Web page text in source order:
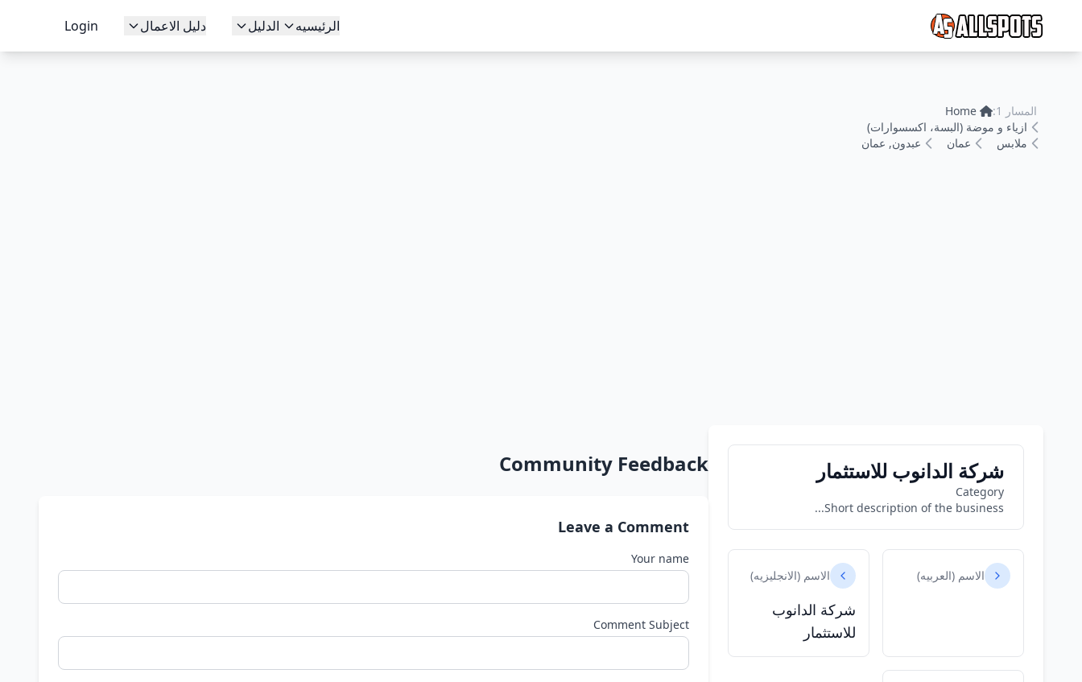
الرئيسيه الدليل دليل الاعمال Login
المسار 1:
Home
ازياء و موضة (البسة، اكسسوارات)
ملابس
عمان عبدون, عمان
شركة الدانوب للاستثمار
Category
Short description of the business...
الاسم (العربيه) الاسم (الانجليزيه)
شركة الدانوب
للاستثمار
Community Feedback
Leave a Comment
Your name
Comment Subject